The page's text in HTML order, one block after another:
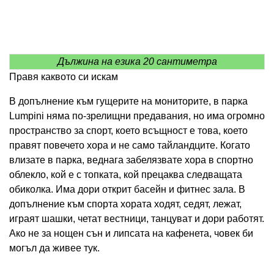
Дължина на езика 20 сантиметра
Правя каквото си искам
В допълнение към гущерите на мониторите, в парка
Lumpini няма по-зрелищни предавания, но има огромно
пространство за спорт, което всъщност е това, което
правят повечето хора и не само тайландците. Когато
влизате в парка, веднага забелязвате хора в спортно
облекло, кой е с топката, кой прецаква следващата
обиколка. Има дори открит басейн и фитнес зала. В
допълнение към спорта хората ходят, седят, лежат,
играят шашки, четат вестници, танцуват и дори работят.
Ако не за нощен сън и липсата на кафенета, човек би
могъл да живее тук.